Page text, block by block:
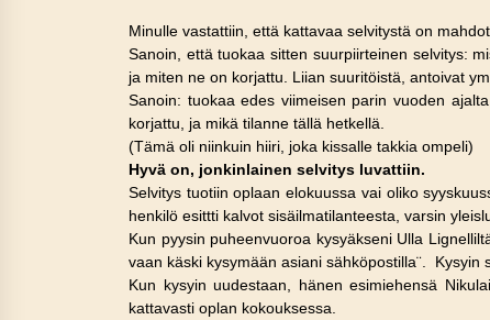
Minulle vastattiin, että kattavaa selvitystä on
Sanoin, että tuokaa sitten suurpiirteinen selvitys:
ja miten ne on korjattu. Liian suuritöistä, antoivat
Sanoin: tuokaa edes viimeisen parin vuoden
korjattu, ja mikä tilanne tällä hetkellä.
(Tämä oli niinkuin hiiri, joka kissalle takkia ompeli)
Hyvä on, jonkinlainen selvitys luvattiin.
Selvitys tuotiin oplaan elokuussa vai oliko
henkilö esittti kalvot sisäilmatilanteesta, varsin
Kun pyysin puheenvuoroa kysyäkseni Ulla
vaan käski kysymään asiani sähköpostilla¨. Kysyin
Kun kysyin uudestaan, hänen esimiehensä
kattavasti oplan kokouksessa.